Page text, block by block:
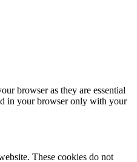
browser as they are essential
in your browser only with your
These cookies do not